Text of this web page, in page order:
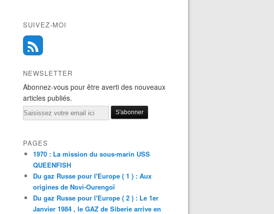
SUIVEZ-MOI
NEWSLETTER
Abonnez-vous pour être averti des nouveaux
articles publiés.
Email
PAGES
1970 : La mission du sous-marin USS
QUEENFISH
Du gaz Russe pour l'Europe ( 1 ) : Aux
origines de Novi-Ourengoï
Du gaz Russe pour l'Europe ( 2 ) : Le 1er
Janvier 1984 , le GAZ de Siberie arrive en